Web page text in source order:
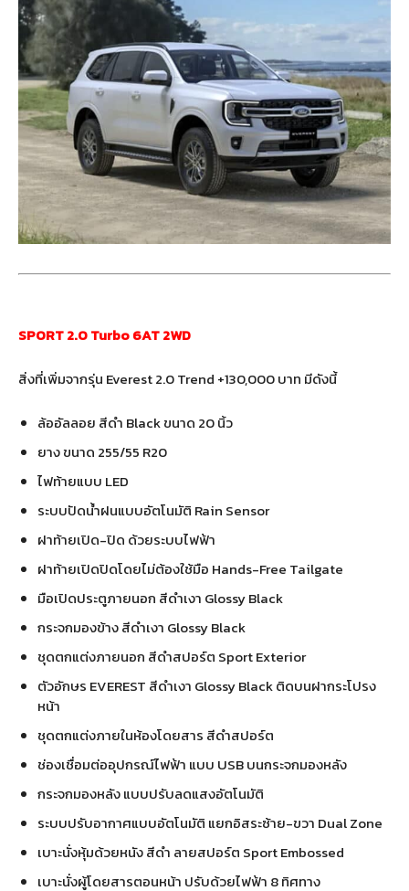
SPORT 2.0 Turbo 6AT 2WD
สิ่งที่เพิ่มจากรุ่น Everest 2.0 Trend +130,000 บาท มีดังนี้
ล้ออัลลอย สีดำ Black ขนาด 20 นิ้ว
ยาง ขนาด 255/55 R20
ไฟท้ายแบบ LED
ระบบปัดน้ำฝนแบบอัตโนมัติ Rain Sensor
ฝาท้ายเปิด-ปิด ด้วยระบบไฟฟ้า
ฝาท้ายเปิดปิดโดยไม่ต้องใช้มือ Hands-Free Tailgate
มือเปิดประตูภายนอก สีดำเงา Glossy Black
กระจกมองข้าง สีดำเงา Glossy Black
ชุดตกแต่งภายนอก สีดำสปอร์ต Sport Exterior
ตัวอักษร EVEREST สีดำเงา Glossy Black ติดบนฝากระโปรง
หน้า
ชุดตกแต่งภายในห้องโดยสาร สีดำสปอร์ต
ช่องเชื่อมต่ออุปกรณ์ไฟฟ้า แบบ USB บนกระจกมองหลัง
กระจกมองหลัง แบบปรับลดแสงอัตโนมัติ
ระบบปรับอากาศแบบอัตโนมัติ แยกอิสระซ้าย-ขวา Dual Zone
เบาะนั่งหุ้มด้วยหนัง สีดำ ลายสปอร์ต Sport Embossed
เบาะนั่งผู้โดยสารตอนหน้า ปรับด้วยไฟฟ้า 8 ทิศทาง